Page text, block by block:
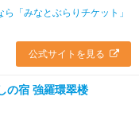
「みなとぶらりチケット」
公式サイトを見る
の宿 強羅環翠楼